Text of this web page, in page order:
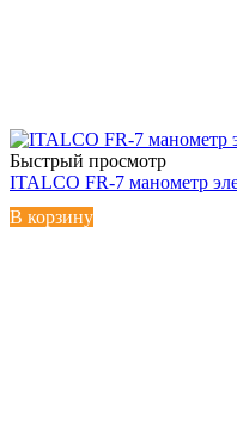
Быстрый просмотр
ITALCO FR-7 манометр
В корзину